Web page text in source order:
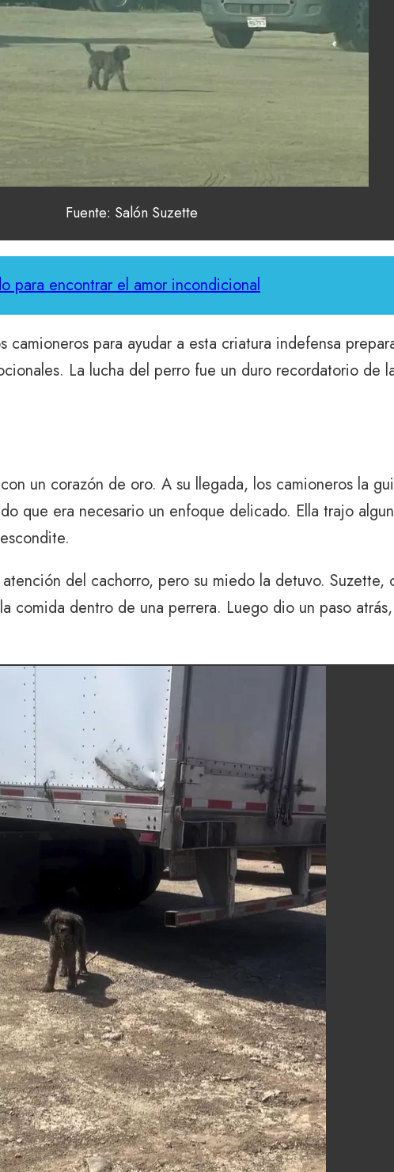
Fuente: Salón Suzette
para encontrar el amor incondicional
para ayudar a esta criatura indefensa
La lucha del perro fue un duro recordatorio de
un corazón de oro. A su llegada, los camioneros la
que era necesario un enfoque delicado. Ella trajo
del cachorro, pero su miedo la detuvo.
comida dentro de una perrera. Luego dio un paso